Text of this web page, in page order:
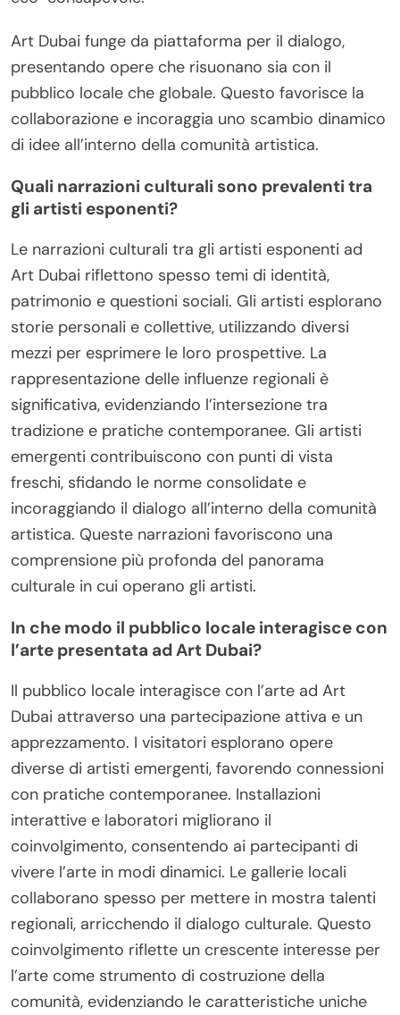
Art Dubai funge da piattaforma per il dialogo,
presentando opere che risuonano sia con il
pubblico locale che globale. Questo favorisce la
collaborazione e incoraggia uno scambio dinamico
di idee all’interno della comunità artistica.
Quali narrazioni culturali sono prevalenti tra
gli artisti esponenti?
Le narrazioni culturali tra gli artisti esponenti ad
Art Dubai riflettono spesso temi di identità,
patrimonio e questioni sociali. Gli artisti esplorano
storie personali e collettive, utilizzando diversi
mezzi per esprimere le loro prospettive. La
rappresentazione delle influenze regionali è
significativa, evidenziando l’intersezione tra
tradizione e pratiche contemporanee. Gli artisti
emergenti contribuiscono con punti di vista
freschi, sfidando le norme consolidate e
incoraggiando il dialogo all’interno della comunità
artistica. Queste narrazioni favoriscono una
comprensione più profonda del panorama
culturale in cui operano gli artisti.
In che modo il pubblico locale interagisce con
l’arte presentata ad Art Dubai?
Il pubblico locale interagisce con l’arte ad Art
Dubai attraverso una partecipazione attiva e un
apprezzamento. I visitatori esplorano opere
diverse di artisti emergenti, favorendo connessioni
con pratiche contemporanee. Installazioni
interattive e laboratori migliorano il
coinvolgimento, consentendo ai partecipanti di
vivere l’arte in modi dinamici. Le gallerie locali
collaborano spesso per mettere in mostra talenti
regionali, arricchendo il dialogo culturale. Questo
coinvolgimento riflette un crescente interesse per
l’arte come strumento di costruzione della
comunità, evidenziando le caratteristiche uniche